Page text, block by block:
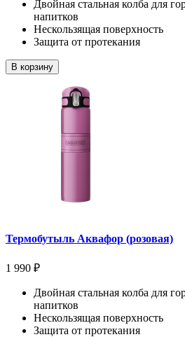
Двойная стальная колба для
напитков
Нескользящая поверхность
Защита от протекания
В корзину
Термобутыль Аквафор (розовая)
1 990 ₽
Двойная стальная колба для
напитков
Нескользящая поверхность
Защита от протекания